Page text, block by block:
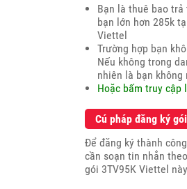
Bạn là thuê bao
bạn lớn hơn 285k
Viettel
Trường hợp bạn
Nếu không trong
nhiên là bạn
Hoặc bấm truy cập
Cú pháp đăng ký
Để đăng ký thành
cần soạn tin nhắn
gói 3TV95K Viettel